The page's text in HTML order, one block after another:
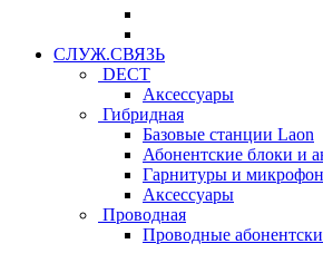
СЛУЖ.СВЯЗЬ
DECT
Аксессуары
Гибридная
Базовые станции Laon
Абонентские блоки и
Гарнитуры и
Аксессуары
Проводная
Проводные